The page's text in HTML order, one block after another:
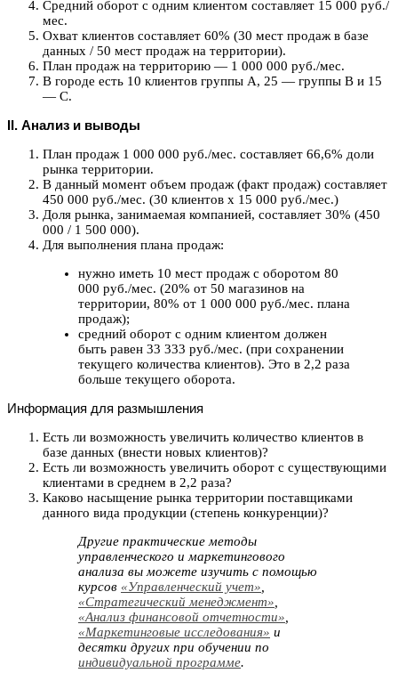
Средний оборот с одним клиентом составляет 15 000 руб./
мес.
Охват клиентов составляет 60% (30 мест продаж в базе
данных / 50 мест продаж на территории).
План продаж на территорию — 1 000 000 руб./мес.
В городе есть 10 клиентов группы А, 25 — группы В и 15
— С.
II. Анализ и выводы
План продаж 1 000 000 руб./мес. составляет 66,6% доли
рынка территории.
В данный момент объем продаж (факт продаж) составляет
450 000 руб./мес. (30 клиентов х 15 000 руб./мес.)
Доля рынка, занимаемая компанией, составляет 30% (450
000 / 1 500 000).
Для выполнения плана продаж:
нужно иметь 10 мест продаж с оборотом 80
000 руб./мес. (20% от 50 магазинов на
территории, 80% от 1 000 000 руб./мес. плана
продаж);
средний оборот с одним клиентом должен
быть равен 33 333 руб./мес. (при сохранении
текущего количества клиентов). Это в 2,2 раза
больше текущего оборота.
Информация для размышления
Есть ли возможность увеличить количество клиентов в
базе данных (внести новых клиентов)?
Есть ли возможность увеличить оборот с существующими
клиентами в среднем в 2,2 раза?
Каково насыщение рынка территории поставщиками
данного вида продукции (степень конкуренции)?
Другие практические методы
управленческого и маркетингового
анализа вы можете изучить с помощью
курсов «Управленческий учет»,
«Стратегический менеджмент»,
«Анализ финансовой отчетности»,
«Маркетинговые исследования» и
десятки других при обучении по
индивидуальной программе.